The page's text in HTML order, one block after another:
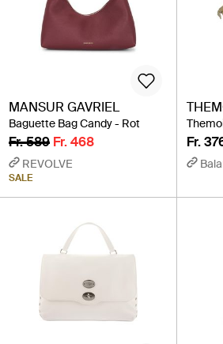
MANSUR GAVRIEL
Baguette Bag Candy - Rot
Fr. 589 Fr. 468
REVOLVE
SALE
Fr.